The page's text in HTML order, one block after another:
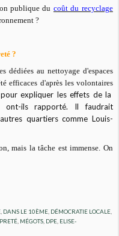
publique du coût du recyclage
?
?
dédiées au nettoyage d'espaces
efficaces d'après les volontaires
expliquer les effets de la
ont-ils rapporté. Il faudrait
quartiers comme Louis-
mais la tâche est immense. On
, DANS LE 10ÈME, DÉMOCRATIE LOCALE,
MÉGOTS DPE ELISE-